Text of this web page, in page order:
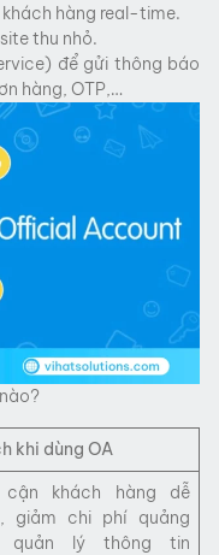
hàng real-time.
thu nhỏ.
để gửi thông báo
hàng, OTP,…
khi dùng OA
cận khách hàng dễ
giảm chi phí quảng
quản lý thông tin